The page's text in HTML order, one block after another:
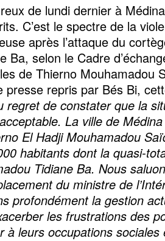
de lundi dernier à
C’est le spectre de la
après l’attaque du
Ba, selon le Cadre
de Thierno Mouhamadou
presse repris par Bés Bi,
regret de constater que la
La ville de
El Hadji Mouhamadou
habitants dont la quasi-
Tidiane Ba. Nous
du ministre de
profondément la gestion
les frustrations des
à leurs occupations sociales